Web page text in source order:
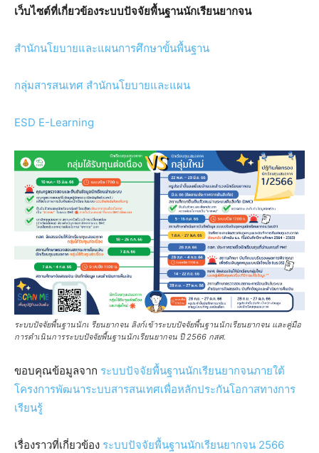
เว็บไซต์ที่เกี่ยวข้องระบบปัจจัยพื้นฐานนักเรียนยากจน
สำนักนโยบายและแผนการศึกษาขั้นพื้นฐาน
กลุ่มสารสนเทศ สำนักนโยบายและแผน
ESD E-Learning
ระบบปัจจัยพื้นฐานนักเ รียนยากจน ลิงก์เข้าระบบปัจจัยพื้นฐานนักเรียนยากจน และคู่มือ
การดำเนินการระบบปัจจัยพื้นฐานนักเรียนยากจน ปี 2566 กสศ.
ขอบคุณข้อมูลจาก ระบบปัจจัยพื้นฐานนักเรียนยากจนภายใต้
โครงการพัฒนาระบบสารสนเทศเพื่อหลักประกันโอกาสทางการ
เรียนรู้
เรื่องราวที่เกี่ยวข้อง ระบบปัจจัยพื้นฐานนักเรียนยากจน 2566